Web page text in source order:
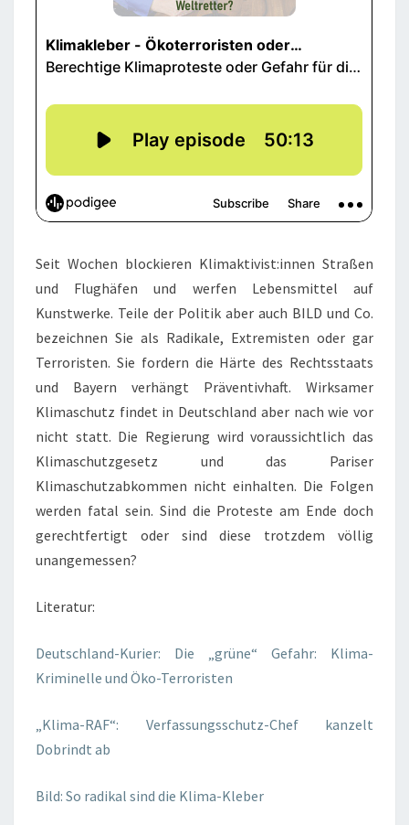
Seit Wochen blockieren Klimaktivist:innen Straßen
und Flughäfen und werfen Lebensmittel auf
Kunstwerke. Teile der Politik aber auch BILD und Co.
bezeichnen Sie als Radikale, Extremisten oder gar
Terroristen. Sie fordern die Härte des Rechtsstaats
und Bayern verhängt Präventivhaft. Wirksamer
Klimaschutz findet in Deutschland aber nach wie vor
nicht statt. Die Regierung wird voraussichtlich das
Klimaschutzgesetz und das Pariser
Klimaschutzabkommen nicht einhalten. Die Folgen
werden fatal sein. Sind die Proteste am Ende doch
gerechtfertigt oder sind diese trotzdem völlig
unangemessen?
Literatur:
Deutschland-Kurier: Die „grüne“ Gefahr: Klima-
Kriminelle und Öko-Terroristen
„Klima-RAF“: Verfassungsschutz-Chef kanzelt
Dobrindt ab
Bild: So radikal sind die Klima-Kleber